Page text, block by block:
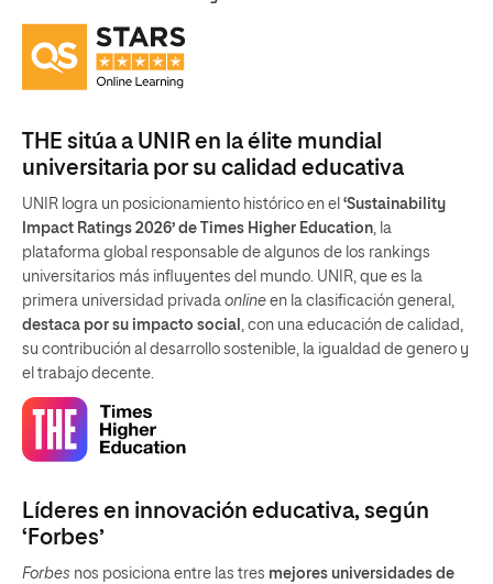
THE sitúa a UNIR en la élite mundial
universitaria por su calidad educativa
UNIR logra un posicionamiento histórico en el ‘Sustainability
Impact Ratings 2026’ de Times Higher Education , la
plataforma global responsable de algunos de los rankings
universitarios más influyentes del mundo. UNIR, que es la
primera universidad privada online en la clasificación general,
destaca por su impacto social
, con una educación de calidad,
su contribución al desarrollo sostenible, la igualdad de genero y
el trabajo decente.
Líderes en innovación educativa, según
‘Forbes’
Forbes nos posiciona entre las tres mejores universidades de